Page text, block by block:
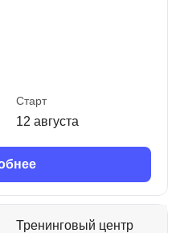
Старт
12 августа
Тренинговый центр